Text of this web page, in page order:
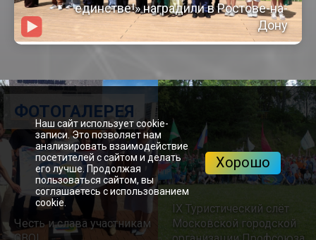
единстве!» наградили в Ростове-на-
Дону
Честь и слава участникам
IX Туристический слёт
Московской городской
ФОТОГАЛЕРЕЯ
Наш сайт использует cookie-
записи. Это позволяет нам
анализировать взаимодействие
посетителей с сайтом и делать
его лучше. Продолжая
пользоваться сайтом, вы
соглашаетесь с использованием
cookie.
Хорошо